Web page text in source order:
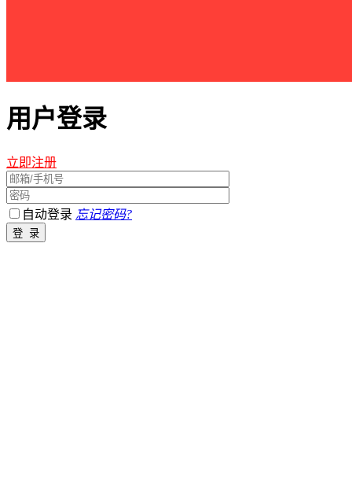
用户登录
立即注册
自动登录 忘记密码?